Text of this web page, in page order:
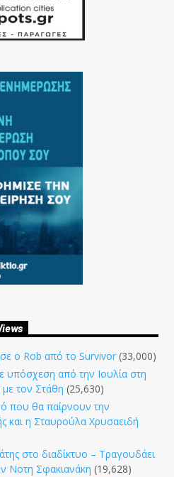
ο Rob από το Survivor (33,000)
από την Ιουλία στη
με τον Στάθη (25,630)
που θα παίρνουν την
και η Σταυρούλα Χρυσαειδή
στο διαδίκτυο – Τραγουδάει
Νοτη Σφακιανάκη (19,628)